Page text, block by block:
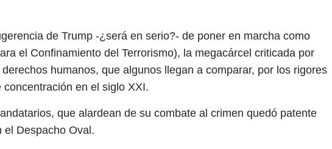
de Trump -¿será en serio?- de poner en marcha como
el Confinamiento del Terrorismo), la megacárcel criticada por
humanos, que algunos llegan a comparar, por los rigores
en el siglo XXI.
que alardean de su combate al crimen quedó patente
el Despacho Oval.